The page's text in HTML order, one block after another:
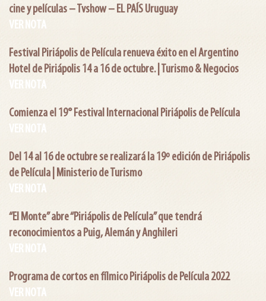
cine y películas – Tvshow – EL PAÍS Uruguay
VER NOTA
Festival Piriápolis de Película renueva éxito en el Argentino
Hotel de Piriápolis 14 a 16 de octubre. | Turismo & Negocios
VER NOTA
Comienza el 19° Festival Internacional Piriápolis de Película
VER NOTA
Del 14 al 16 de octubre se realizará la 19º edición de Piriápolis
de Película | Ministerio de Turismo
VER NOTA
“El Monte” abre “Piriápolis de Película” que tendrá
reconocimientos a Puig, Alemán y Anghileri
VER NOTA
Programa de cortos en fílmico Piriápolis de Película 2022
VER NOTA